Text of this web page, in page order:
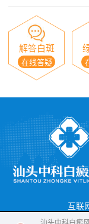
解答白斑
在线答疑
互联